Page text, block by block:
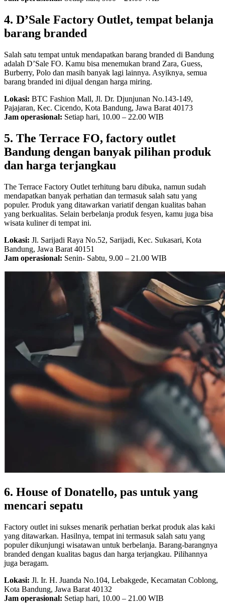
4. D’Sale Factory Outlet, tempat belanja
barang branded
Salah satu tempat untuk mendapatkan barang branded di Bandung
adalah D’Sale FO. Kamu bisa menemukan brand Zara, Guess,
Burberry, Polo dan masih banyak lagi lainnya. Asyiknya, semua
barang branded ini dijual dengan harga miring.
Lokasi: BTC Fashion Mall, Jl. Dr. Djunjunan No.143-149,
Pajajaran, Kec. Cicendo, Kota Bandung, Jawa Barat 40173
Jam operasional: Setiap hari, 10.00 – 22.00 WIB
5. The Terrace FO, factory outlet
Bandung dengan banyak pilihan produk
dan harga terjangkau
The Terrace Factory Outlet terhitung baru dibuka, namun sudah
mendapatkan banyak perhatian dan termasuk salah satu yang
populer. Produk yang ditawarkan variatif dengan kualitas bahan
yang berkualitas. Selain berbelanja produk fesyen, kamu juga bisa
wisata kuliner di tempat ini.
Lokasi: Jl. Sarijadi Raya No.52, Sarijadi, Kec. Sukasari, Kota
Bandung, Jawa Barat 40151
Jam operasional: Senin- Sabtu, 9.00 – 21.00 WIB
6. House of Donatello, pas untuk yang
mencari sepatu
Factory outlet ini sukses menarik perhatian berkat produk alas kaki
yang ditawarkan. Hasilnya, tempat ini termasuk salah satu yang
populer dikunjungi wisatawan untuk berbelanja. Barang-barangnya
branded dengan kualitas bagus dan harga terjangkau. Pilihannya
juga beragam.
Lokasi: Jl. Ir. H. Juanda No.104, Lebakgede, Kecamatan Coblong,
Kota Bandung, Jawa Barat 40132
Jam operasional: Setiap hari, 10.00 – 21.00 WIB